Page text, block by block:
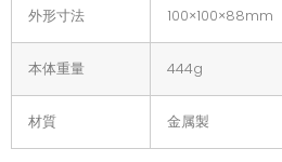
外形寸法 100×100×88mm
本体重量 444g
材質 金属製